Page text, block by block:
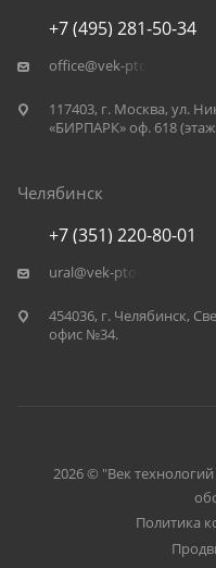
+7 (495) 281-50-34
office@vek-pto.ru
117403, г. Москва, ул.
«БИРПАРК» оф. 618
Челябинск
+7 (351) 220-80-01
ural@vek-pto.ru
454036, г. Челябинск,
офис №34.
2026 © "Век
Политика